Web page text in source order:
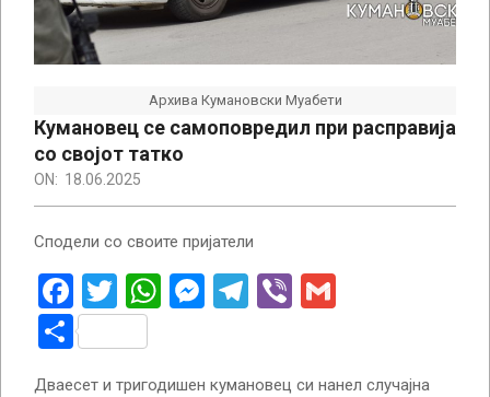
Архива Кумановски Муабети
Кумановец се самоповредил при расправија
со својот татко
ON: 18.06.2025
Сподели со своите пријатели
Facebook
Twitter
WhatsApp
Messenger
Telegram
Viber
Share
Дваесет и тригодишен кумановец си нанел случајна